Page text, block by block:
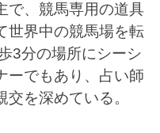
で、競馬専用の道具
世界中の競馬場を転
3分の場所にシーシ
ーでもあり、占い師
を深めている。